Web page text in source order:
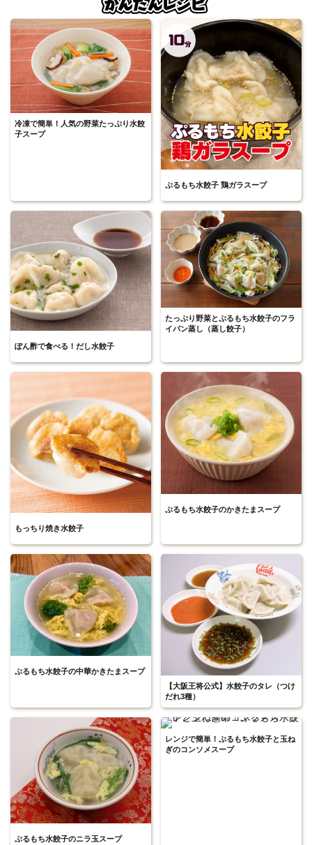
冷凍で簡単！人気の野菜たっぷり水餃
子スープ
ぷるもち水餃子 鶏ガラスープ
ぽん酢で食べる！だし水餃子
たっぷり野菜とぷるもち水餃子のフラ
イパン蒸し（蒸し餃子）
もっちり焼き水餃子
ぷるもち水餃子のかきたまスープ
ぷるもち水餃子の中華かきたまスープ
【大阪王将公式】水餃子のタレ（つけ
だれ3種）
ぷるもち水餃子のニラ玉スープ
レンジで簡単！ぷるもち水餃子と玉ね
ぎのコンソメスープ